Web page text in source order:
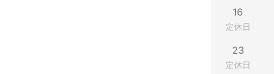
16
定休日
23
定休日